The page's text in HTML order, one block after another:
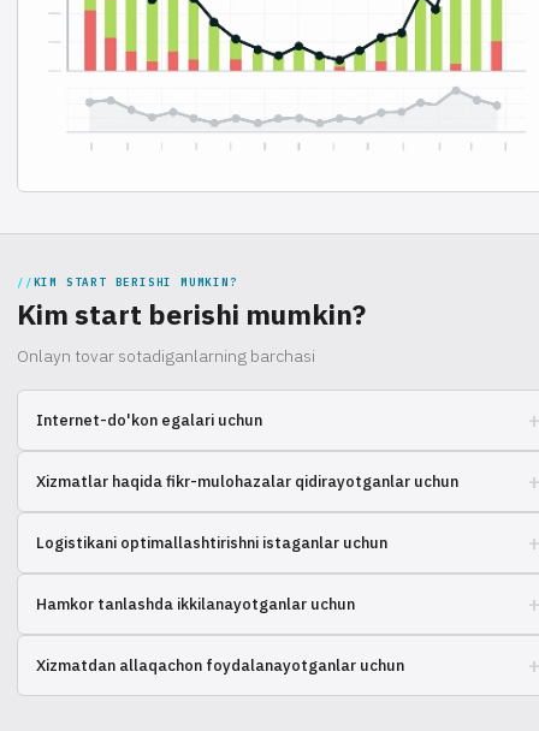
KIM START BERISHI MUMKIN?
Kim start berishi mumkin?
Onlayn tovar sotadiganlarning barchasi
Internet-do'kon egalari uchun
oladimi? Boshqa tadbirkorlar bu muammolarni qanday hal qilishadi va
logistikani optimallashtirishadi, bilib oling.
Xizmatlar haqida fikr-mulohazalar qidirayotganlar uchun
hosil qilmoqchimisiz? Boshqa foydalanuvchilarning tajribasini ko'rib
chiqing va oqilona tanlov qiling.
Logistikani optimallashtirishni istaganlar uchun
foydalanish tajribasini solishtiring. Nima eng yaxshi ishlayotganini bilib
oling.
Hamkor tanlashda ikkilanayotganlar uchun
tanlayapsizmi? Boshqa mijozlarning sharhlari va baholari bilan tanishing.
Xizmatdan allaqachon foydalanayotganlar uchun